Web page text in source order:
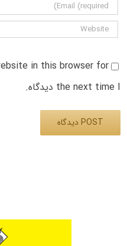
in this browser for
the next time I دیدگاه.